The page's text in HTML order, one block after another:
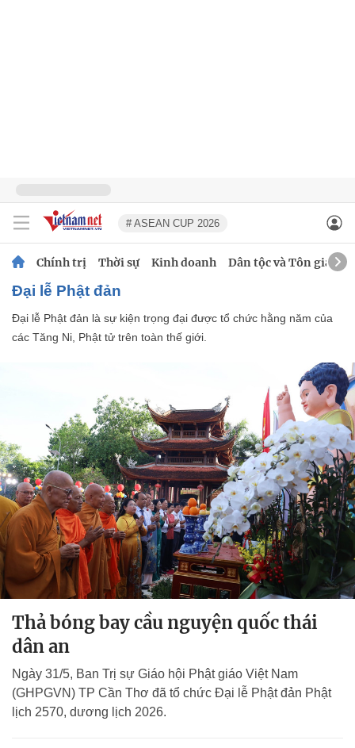
# ASEAN CUP 2026
Chính trị Thời sự Kinh doanh Dân tộc và Tôn giáo
Đại lễ Phật đản
Đại lễ Phật đản là sự kiện trọng đại được tổ chức hằng năm của
các Tăng Ni, Phật tử trên toàn thế giới.
Thả bóng bay cầu nguyện quốc thái
dân an
Ngày 31/5, Ban Trị sự Giáo hội Phật giáo Việt Nam
(GHPGVN) TP Cần Thơ đã tổ chức Đại lễ Phật đản Phật
lịch 2570, dương lịch 2026.